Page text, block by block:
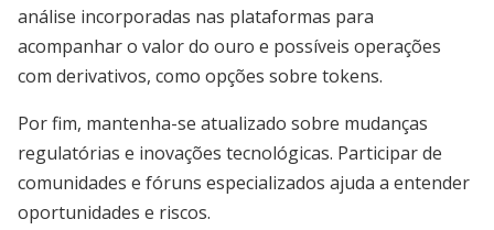
análise incorporadas nas plataformas para
acompanhar o valor do ouro e possíveis operações
com derivativos, como opções sobre tokens.
Por fim, mantenha-se atualizado sobre mudanças
regulatórias e inovações tecnológicas. Participar de
comunidades e fóruns especializados ajuda a entender
oportunidades e riscos.